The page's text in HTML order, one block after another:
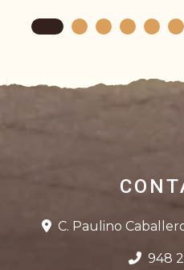
C. Paulino
948